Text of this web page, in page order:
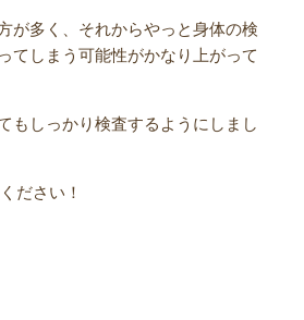
が多く、それからやっと身体の検
てしまう可能性がかなり上がって
もしっかり検査するようにしまし
ださい！